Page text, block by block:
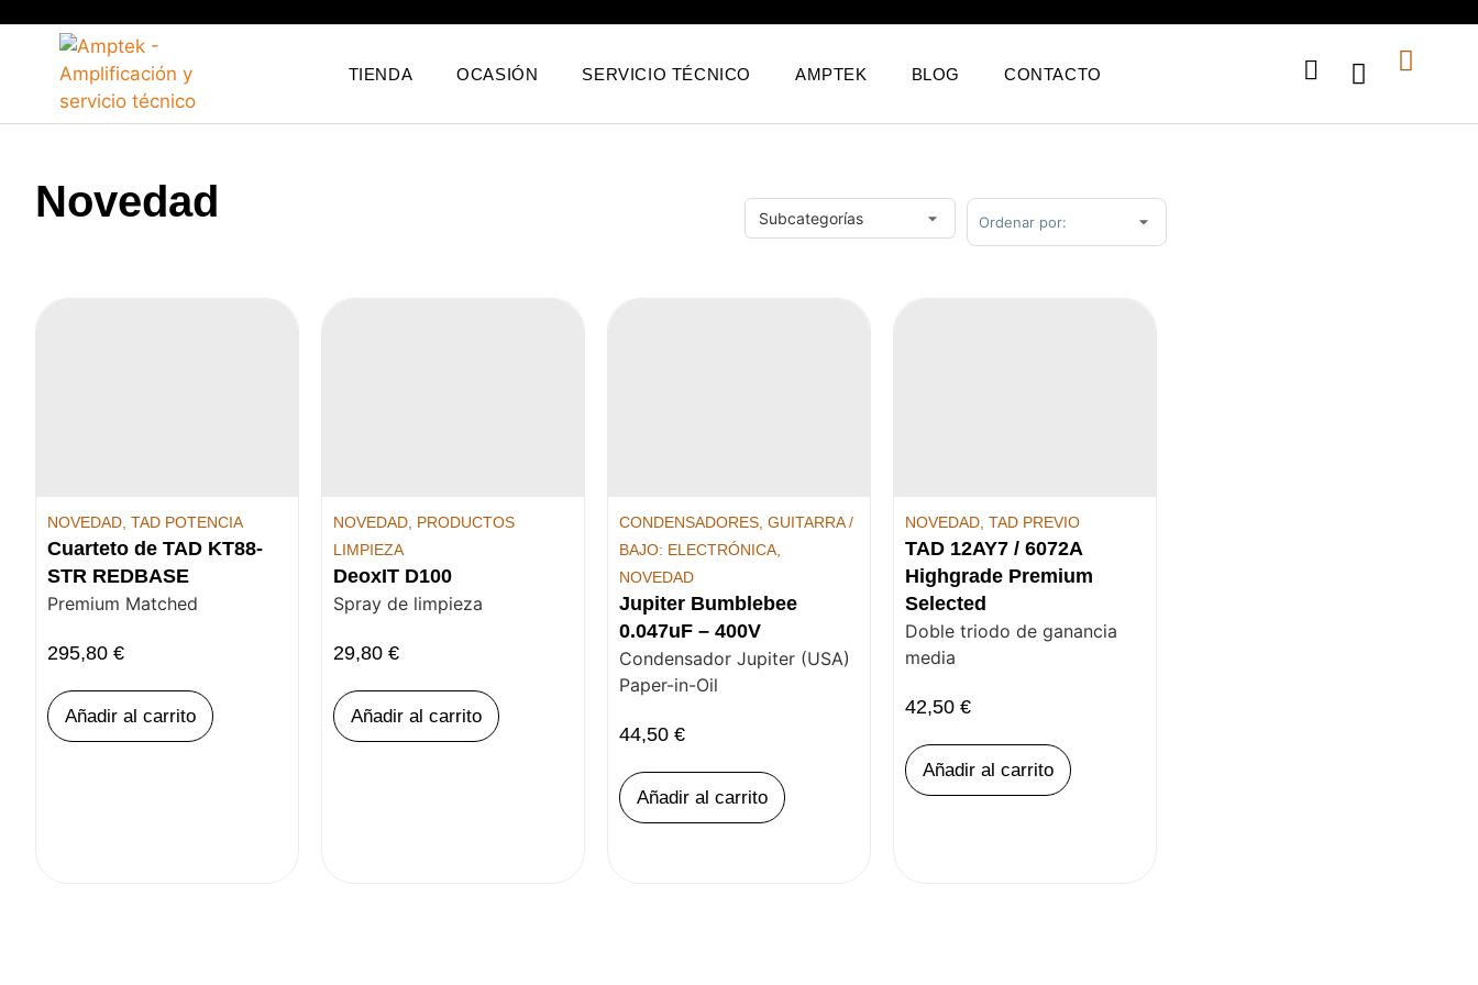
TIENDA OCASIÓN SERVICIO TÉCNICO AMPTEK BLOG CONTACTO
Novedad Sort Products
NOVEDAD TAD POTENCIA
Cuarteto de TAD KT88-
STR REDBASE
Premium Matched
295,80 €
Añadir al carrito
NOVEDAD PRODUCTOS
LIMPIEZA
DeoxIT D100
Spray de limpieza
29,80 €
Añadir al carrito
CONDENSADORES GUITARRA /
BAJO: ELECTRÓNICA
NOVEDAD
Jupiter Bumblebee
0.047uF – 400V
Condensador Jupiter (USA)
Paper-in-Oil
44,50 €
Añadir al carrito
NOVEDAD TAD PREVIO
TAD 12AY7 / 6072A
Highgrade Premium
Selected
Doble triodo de ganancia
media
42,50 €
Añadir al carrito